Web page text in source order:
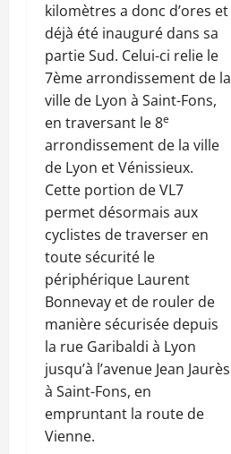
kilomètres a donc d’ores et
déjà été inauguré dans sa
partie Sud. Celui-ci relie le
7ème arrondissement de la
ville de Lyon à Saint-Fons,
en traversant le 8e
arrondissement de la ville
de Lyon et Vénissieux.
Cette portion de VL7
permet désormais aux
cyclistes de traverser en
toute sécurité le
périphérique Laurent
Bonnevay et de rouler de
manière sécurisée depuis
la rue Garibaldi à Lyon
jusqu’à l’avenue Jean Jaurès
à Saint-Fons, en
empruntant la route de
Vienne.